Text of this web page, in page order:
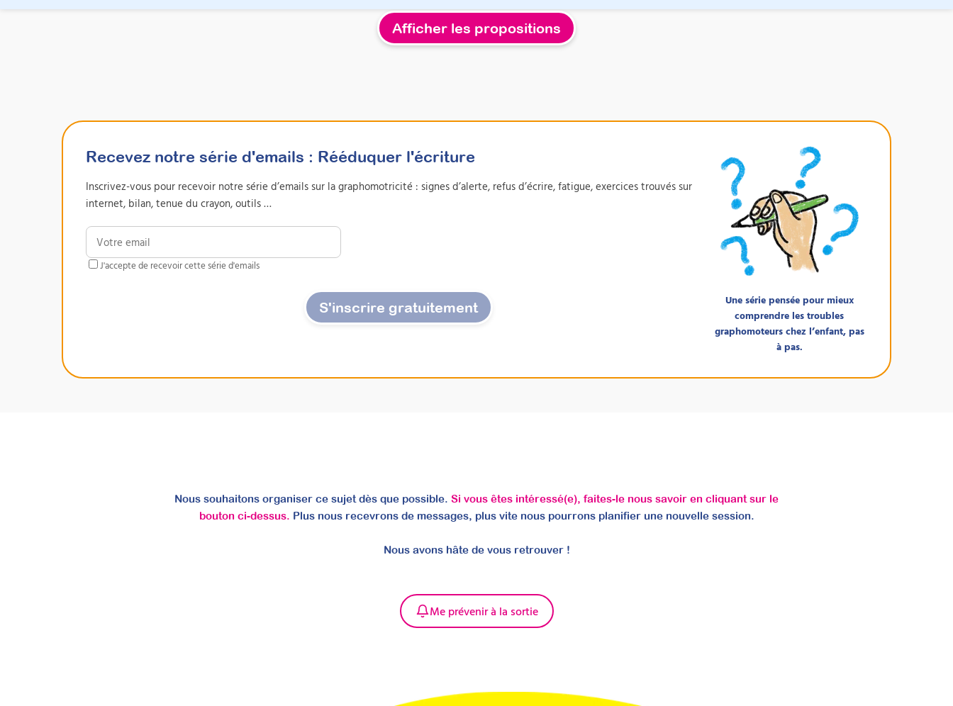
Afficher les propositions
Recevez notre série d'emails : Rééduquer l'écriture
Inscrivez-vous pour recevoir notre série d’emails sur la graphomotricité : signes d’alerte, refus d’écrire, fatigue, exercices trouvés sur
internet, bilan, tenue du crayon, outils …
J'accepte de recevoir cette série d'emails
S'inscrire gratuitement
Une série pensée pour mieux
comprendre les troubles
graphomoteurs chez l’enfant, pas
à pas.
Nous souhaitons organiser ce sujet dès que possible. Si vous êtes intéressé(e), faites-le nous savoir en cliquant sur le
bouton ci-dessus. Plus nous recevrons de messages, plus vite nous pourrons planifier une nouvelle session.
Nous avons hâte de vous retrouver !
Me prévenir à la sortie